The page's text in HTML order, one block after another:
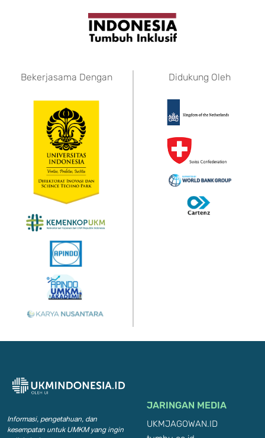
Bekerjasama Dengan Didukung Oleh
Informasi, pengetahuan, dan
kesempatan untuk UMKM yang ingin
JARINGAN MEDIA
UKMJAGOWAN.ID